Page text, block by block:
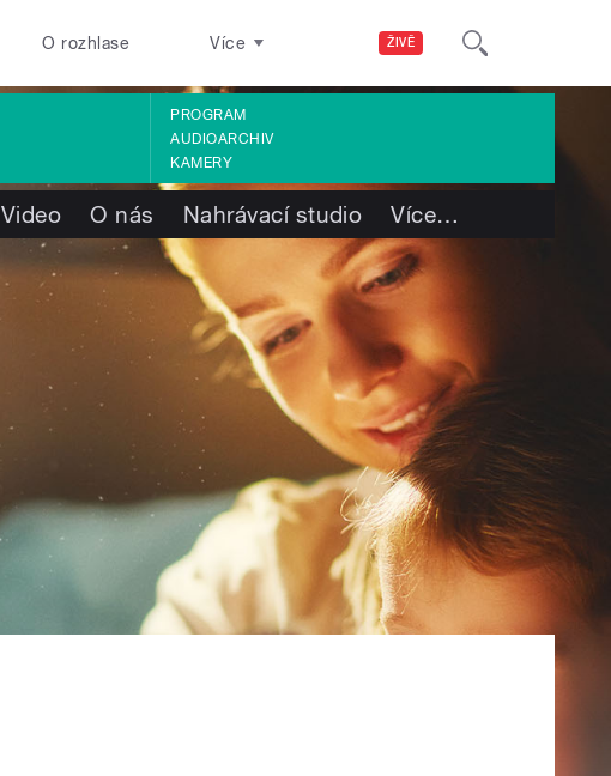
ŽIVĚ
O rozhlase Více
PROGRAM
AUDIOARCHIV
KAMERY
Video O nás Nahrávací studio Více…